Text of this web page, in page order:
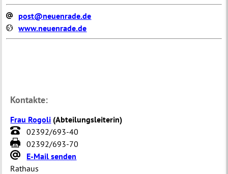
post@neuenrade.de
www.neuenrade.de
Kontakte:
Frau Rogoli (Abteilungsleiterin)
02392/693-40
02392/693-70
E-Mail senden
Rathaus